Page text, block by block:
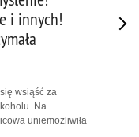
i innych!
wsiąść za
Na
uniemożliwiła